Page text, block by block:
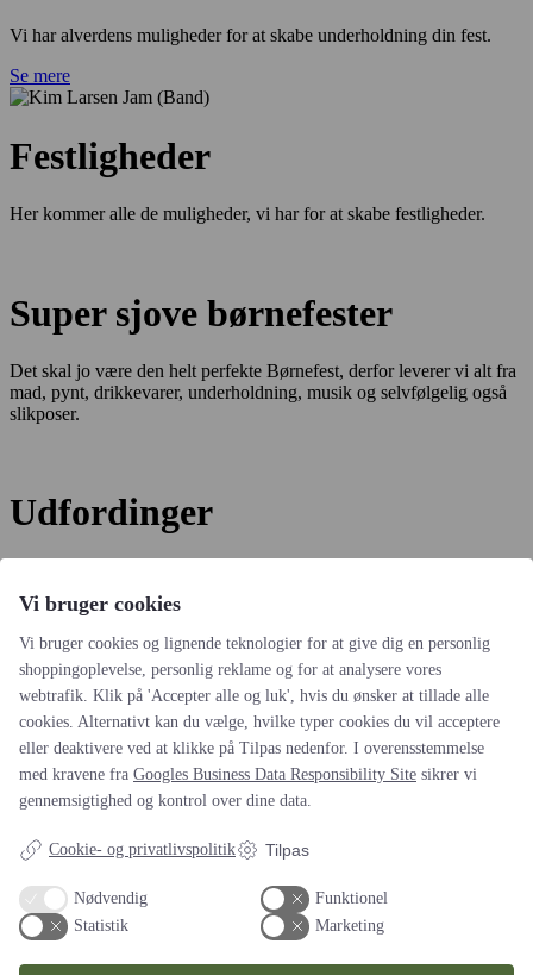
Vi har alverdens muligheder for at skabe underholdning din fest.
Se mere
Festligheder
Her kommer alle de muligheder, vi har for at skabe festligheder.
Super sjove børnefester
Det skal jo være den helt perfekte Børnefest, derfor leverer vi alt fra
mad, pynt, drikkevarer, underholdning, musik og selvfølgelig også
slikposer.
Udfordinger
Det siger kunderne om os
Reference (2020-2022)
I Amokshop har vi benyttet Festgruppen flere gange. Senest ved
afholdelse af 15 æbleskive arrangementer for en af vores kunder.…
læs hele anmedelsen
Amokshop
Altid leveringsdygtige (2019-2022)
Vi har siden 2019 brugt Festgruppen til vores sommerfester.
igennem god dialog med Bob har vi fået gode oplevelser for…
hele anmedelsen
Vi bruger cookies
Vi bruger cookies og lignende teknologier for at give dig en personlig
shoppingoplevelse, personlig reklame og for at analysere vores
webtrafik. Klik på 'Accepter alle og luk', hvis du ønsker at tillade alle
cookies. Alternativt kan du vælge, hvilke typer cookies du vil acceptere
eller deaktivere ved at klikke på Tilpas nedenfor. I overensstemmelse
med kravene fra Googles Business Data Responsibility Site sikrer vi
gennemsigtighed og kontrol over dine data.
Cookie- og privatlivspolitik Tilpas
Nødvendig
Funktionel
Statistik
Marketing